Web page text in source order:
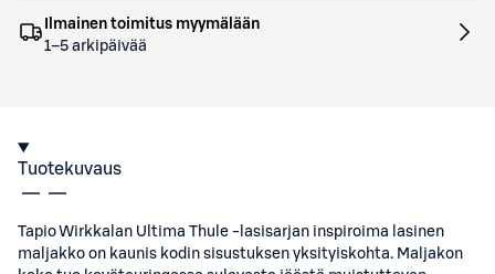
Ilmainen toimitus myymälään
1–5 arkipäivää
Tuotekuvaus
Tapio Wirkkalan Ultima Thule -lasisarjan inspiroima lasinen
maljakko on kaunis kodin sisustuksen yksityiskohta. Maljakon